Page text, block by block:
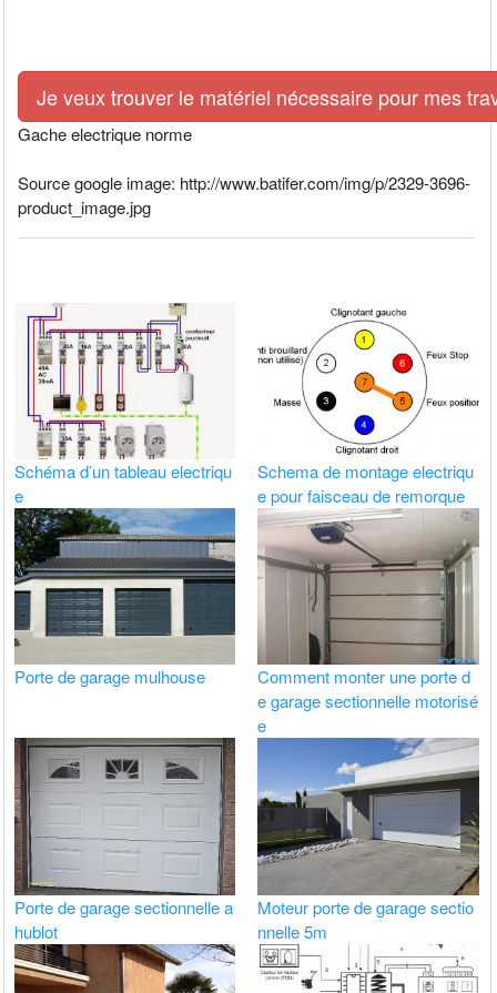
Je veux trouver le matériel nécessaire pour mes
Gache electrique norme
Source google image: http://www.batifer.com/img/p/2329-3696-
product_image.jpg
Schéma d’un tableau electriqu
e
Schema de montage electriqu
e pour faisceau de remorque
Porte de garage mulhouse
Comment monter une porte d
e garage sectionnelle motorisé
e
Porte de garage sectionnelle a
hublot
Moteur porte de garage sectio
nnelle 5m